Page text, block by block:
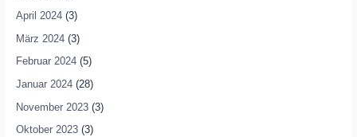
April 2024(3)
März 2024(3)
Februar 2024(5)
Januar 2024(28)
November 2023(3)
Oktober 2023(3)